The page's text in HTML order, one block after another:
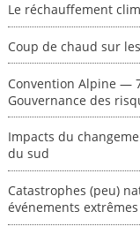
Le réchauffement
Coup de chaud sur
Convention Alpine —
Gouvernance des
Impacts du
du sud
Catastrophes (peu)
événements